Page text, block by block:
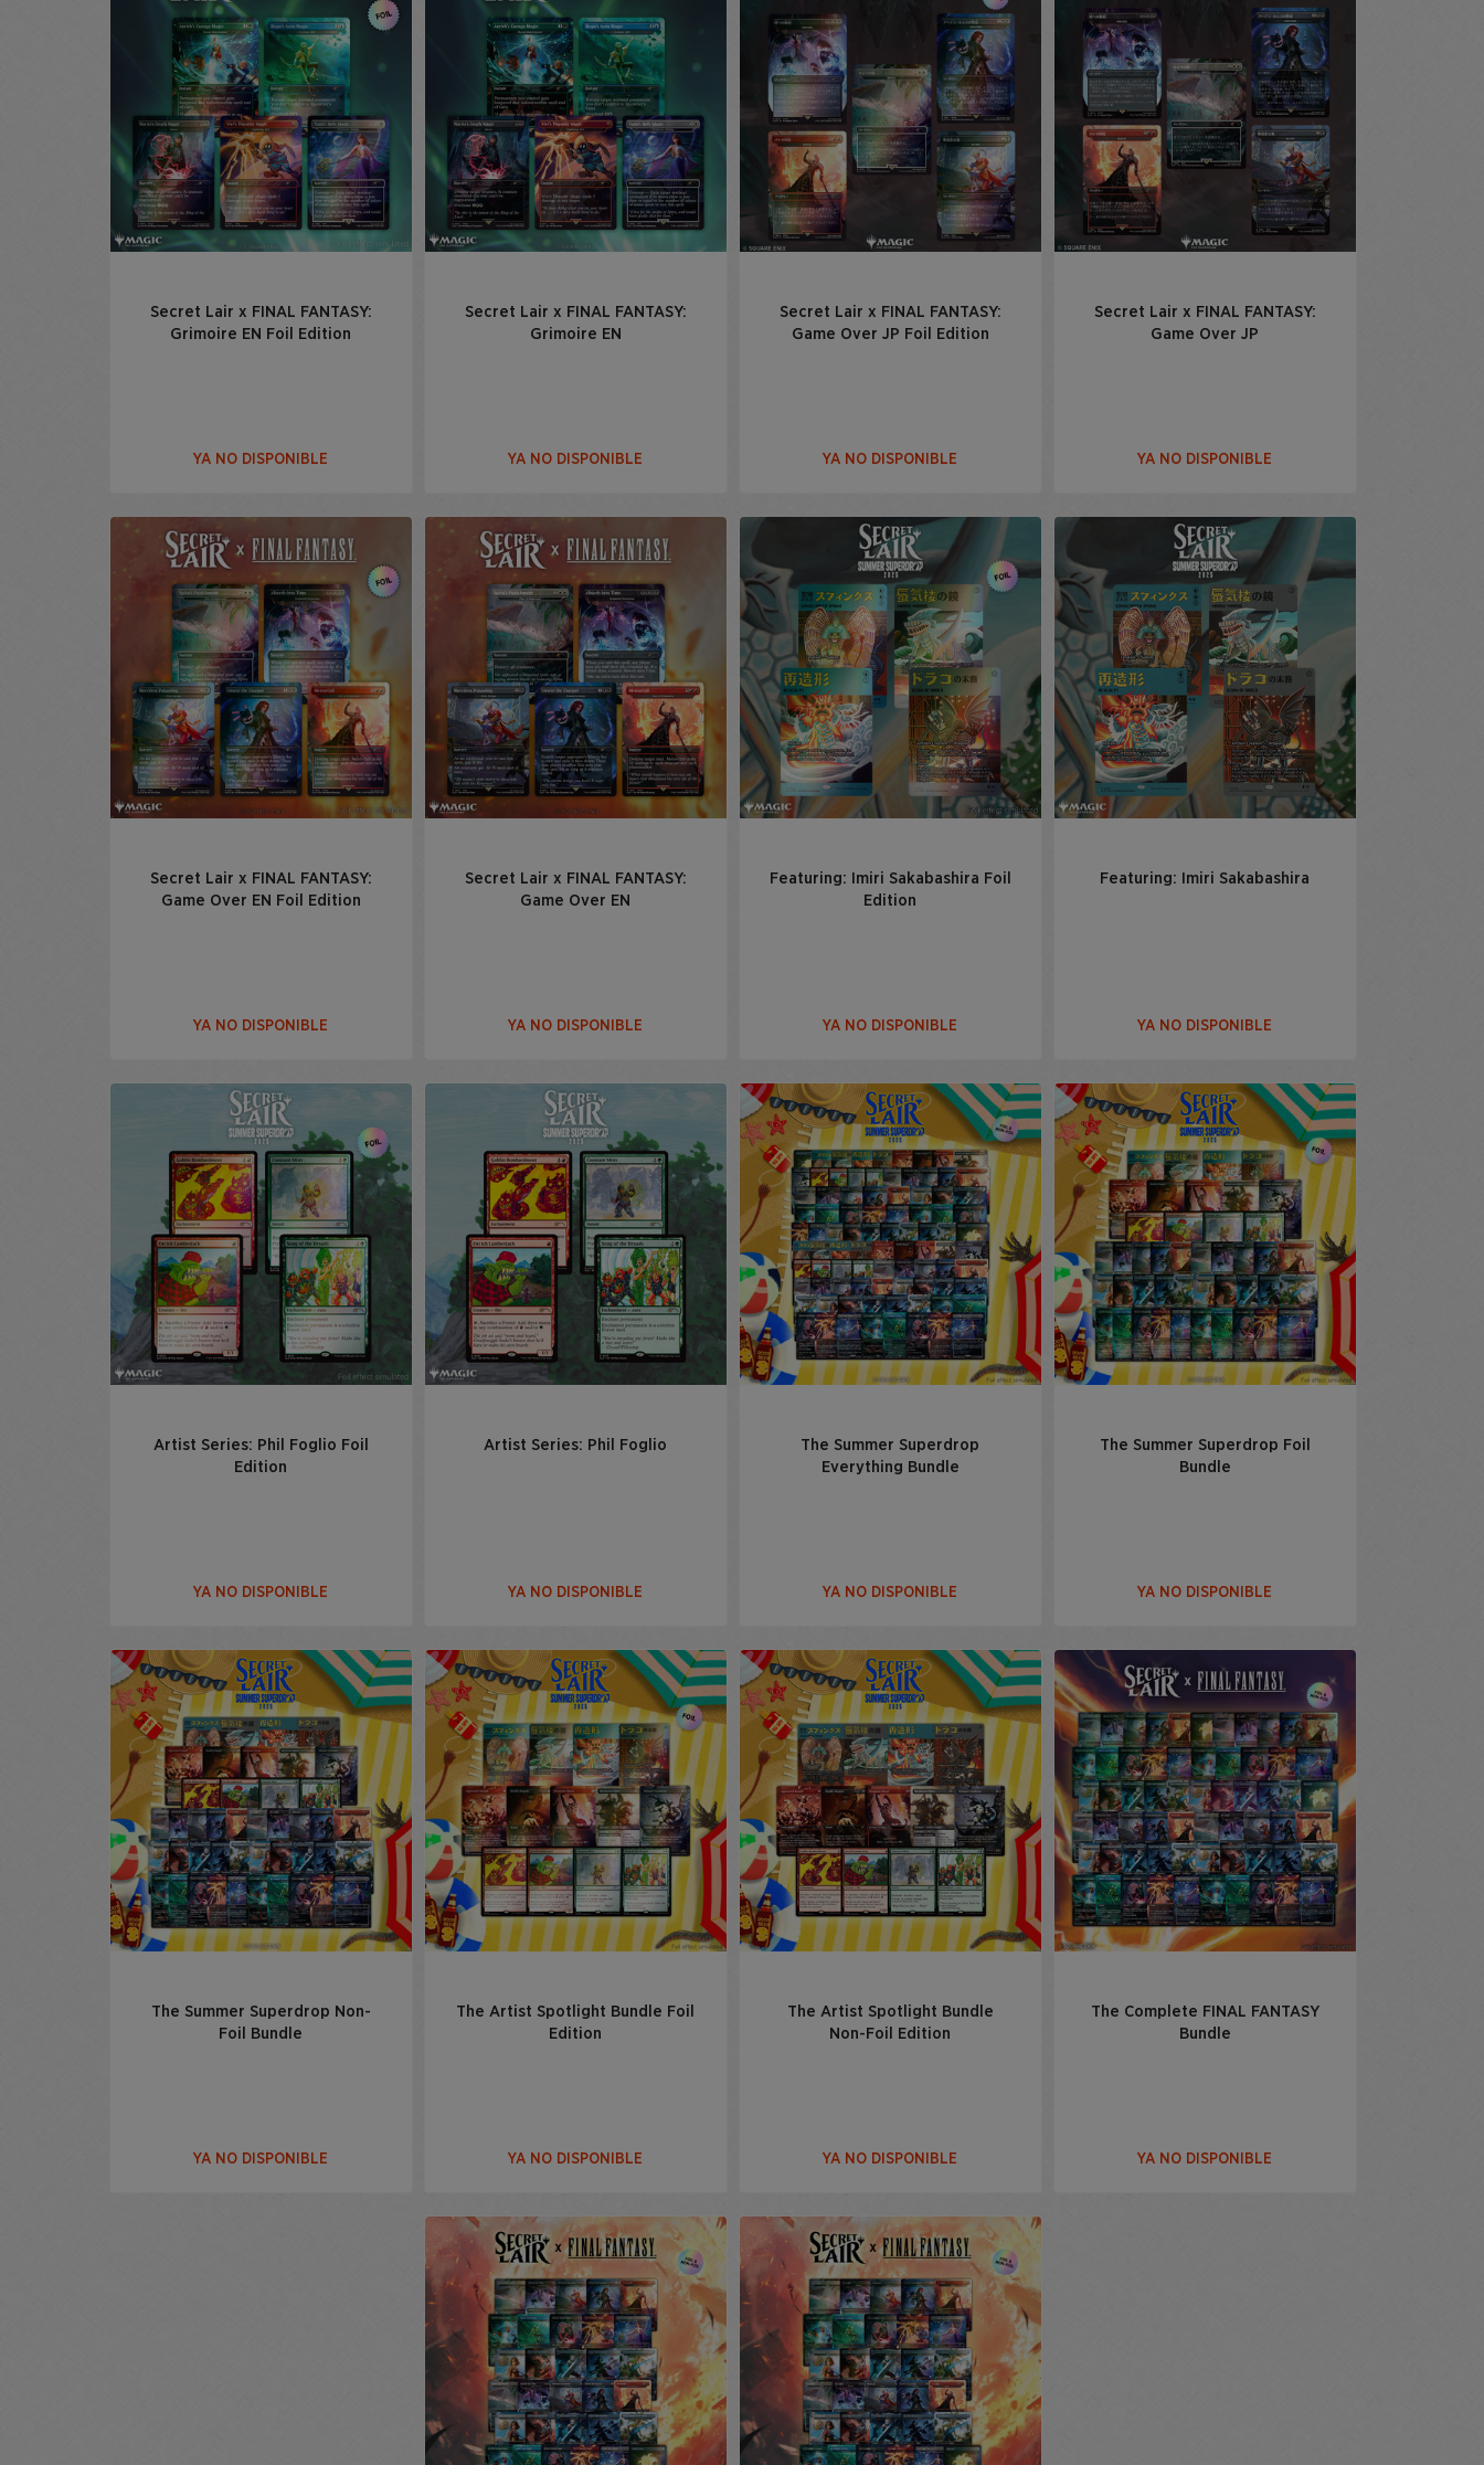
Secret Lair x FINAL FANTASY:
Grimoire EN Foil Edition
YA NO DISPONIBLE
Secret Lair x FINAL FANTASY:
Grimoire EN
YA NO DISPONIBLE
Secret Lair x FINAL FANTASY:
Game Over JP Foil Edition
YA NO DISPONIBLE
Secret Lair x FINAL FANTASY:
Game Over JP
YA NO DISPONIBLE
Secret Lair x FINAL FANTASY:
Game Over EN Foil Edition
YA NO DISPONIBLE
Secret Lair x FINAL FANTASY:
Game Over EN
YA NO DISPONIBLE
Featuring: Imiri Sakabashira Foil
Edition
YA NO DISPONIBLE
Featuring: Imiri Sakabashira
YA NO DISPONIBLE
Artist Series: Phil Foglio Foil
Edition
YA NO DISPONIBLE
Artist Series: Phil Foglio
YA NO DISPONIBLE
The Summer Superdrop
Everything Bundle
YA NO DISPONIBLE
The Summer Superdrop Foil
Bundle
YA NO DISPONIBLE
The Summer Superdrop Non-
Foil Bundle
YA NO DISPONIBLE
The Artist Spotlight Bundle Foil
Edition
YA NO DISPONIBLE
The Artist Spotlight Bundle
Non-Foil Edition
YA NO DISPONIBLE
The Complete FINAL FANTASY
Bundle
YA NO DISPONIBLE